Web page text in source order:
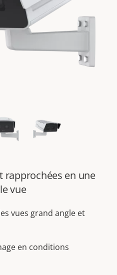
rapprochées en une
vue
vues grand angle et
en conditions